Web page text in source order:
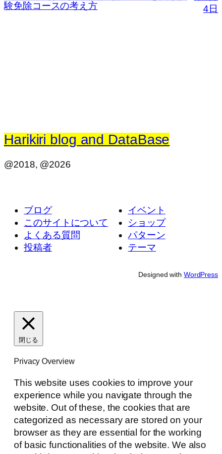
験免除コースの考え方
4日
Harikiri blog and DataBase
@2018, @2026
ブログ
このサイトについて
よくある質問
投稿者
イベント
ショップ
パターン
テーマ
Designed with WordPress
閉じる
Privacy Overview
This website uses cookies to improve your
experience while you navigate through the
website. Out of these, the cookies that are
categorized as necessary are stored on your
browser as they are essential for the working
of basic functionalities of the website. We also